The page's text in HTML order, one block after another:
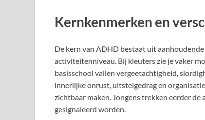
Kernkenmerken en
De kern van ADHD bestaat uit
activiteitenniveau. Bij kleuters zie je vaker
basisschool vallen vergeetachtigheid,
innerlijke onrust, uitstelgedrag en
zichtbaar maken. Jongens trekken eerder
gesignaleerd worden.